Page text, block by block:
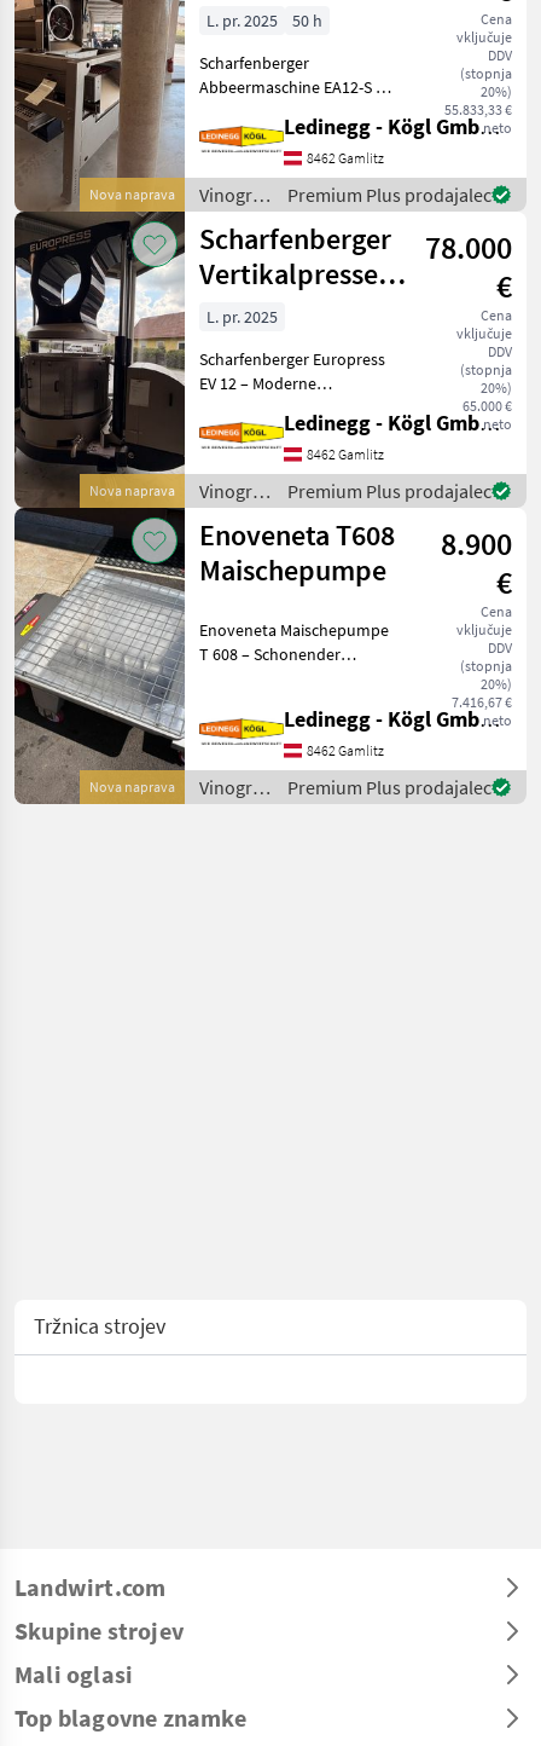
Nova naprava
Rollensortierer
Cena
vključuje
DDV
(stopnja
20%)
55.833,33 €
neto
L. pr. 2025
50 h
Scharfenberger
Abbeermaschine EA12-S mit
Quetschwalze – Präzision
und Flexibilität für die
Traubenverarbeitung -
Vorführmaschine
Beschreibung:
Ledinegg - Kögl GmbH - Obst- und Weinbautechnik
8462 Gamlitz
Vinogradništvo
/
Scharfenberger
Premium Plus prodajalec
Nova naprava
Scharfenberger
Vertikalpresse
EV 12
78.000
€
Cena
vključuje
DDV
(stopnja
20%)
65.000 €
neto
L. pr. 2025
Scharfenberger Europress
EV 12 – Moderne
für hochwertige
Weinverarbeitung
Beschreibung: Die
Scharfenberger Europress
EV 12 ist eine h
Ledinegg - Kögl GmbH - Obst- und Weinbautechnik
8462 Gamlitz
Vinogradništvo
/
Scharfenberger
Premium Plus prodajalec
Nova naprava
Enoveneta T608
Maischepumpe
8.900
€
Cena
vključuje
DDV
(stopnja
20%)
7.416,67 €
neto
Enoveneta Maischepumpe
T 608 – Schonender
Technologie, Baujahr 2026
Beschreibung: Die
Enoveneta Maischepumpe
T 608 aus dem
Ledinegg - Kögl GmbH - Obst- und Weinbautechnik
8462 Gamlitz
Vinogradništvo
/
Premium Plus prodajalec
Tržnica strojev
Landwirt.com
Skupine strojev
Mali oglasi
Top blagovne znamke